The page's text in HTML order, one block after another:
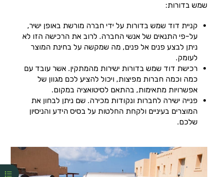
שמש בדורות:
קניית דוד שמש בדורות על ידי חברה מורשת באופן ישיר,
על-פי התנאים של אנשי החברה. לרוב את הרכישה הזו לא
ניתן לבצע פנים אל פנים, מה שמקשה על בחינת המוצר
לעומק.
רכישת דוד שמש בדורות ישירות מהמתקין. אשר עובד עם
כמה וכמה חברות מפיצות, ויכול להציע לכם מגוון של
אפשרויות מתאימות, בהתאם לסיטואציה במקום.
פנייה ישירה לחברות ונקודות מכירה. שם ניתן לבחון את
המוצרים בעיניים ולקחת החלטות על בסיס הידע והניסיון
שלכם.